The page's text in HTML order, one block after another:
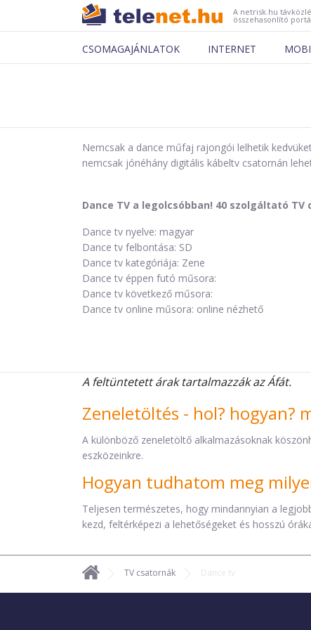
A netrisk.hu
összehasonlító
CSOMAGAJÁNLATOK INTERNET
Nemcsak a dance műfaj rajongói lelhetik
nemcsak jónéhány digitális kábeltv csatornán
Dance TV a legolcsóbban! 40 szolgáltató
Dance tv nyelve: magyar
Dance tv felbontása: SD
Dance tv kategóriája: Zene
Dance tv éppen futó műsora:
Dance tv következő műsora:
Dance tv online műsora: online nézhető
A feltüntetett árak tartalmazzák az Áfát.
Zeneletöltés - hol? hogyan?
A különböző zeneletöltő alkalmazásoknak
eszközeinkre.
Hogyan tudhatom meg
Teljesen természetes, hogy mindannyian a
kezd, feltérképezi a lehetőségeket és hosszú
TV csatornák Dance tv